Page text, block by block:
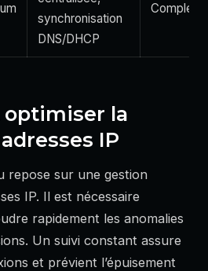
synchronisation
DNS/DHCP
Complete
la
IP
repose sur une gestion
IP. Il est nécessaire
rapidement les anomalies
Un suivi constant assure
et prévient l’épuisement